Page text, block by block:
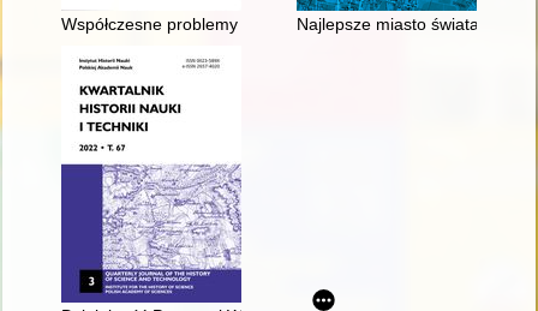
Współczesne problemy instytucjonalne praktykowania historii
Najlepsze miasto świata :